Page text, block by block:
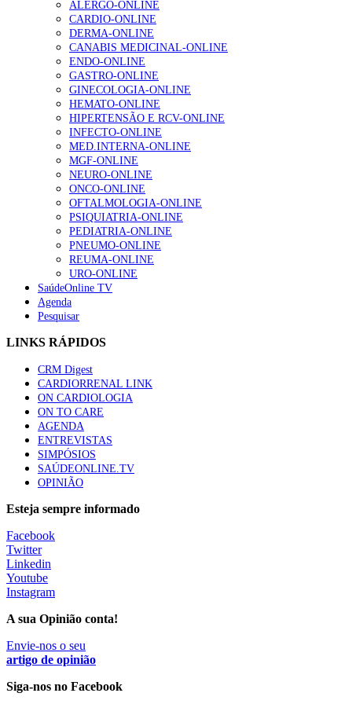
Enfermagem Forense. “Da urgência ao tribunal, cada
gesto conta e cada profissional faz a diferença”
202 visualizações
Alguns milhares de utentes podem ficar sem médico de
família com nova regras do registo, alerta associação
155 visualizações
1.º Episódio do Podcast “Frequência Cardio – Sintoniza-
te na Insuficiência Cardíaca” da Bayer
99 visualizações
“Os programas de rastreio do cancro do pulmão são
custo-efetivos e representam um investimento
sustentável para os sistemas de saúde”
88 visualizações
Quase quatro em cada dez doentes com enfarte
apresentavam níveis elevados de Lp(a), revela estudo
86 visualizações
Trodelvy aprovado para primeira linha no cancro da
mama triplo negativo metastático em doentes não
elegíveis para inibidores PD-(L)1
61 visualizações
MAIS NOTÍCIAS
Quase 11.900 jovens recorreram aos cheques psicólogo e
nutricionista no primeiro mês
7 Ago, 2026|0 Comments
ULS de Coimbra estreia cirurgia endoscópica do ouvido com
apoio robótico em Portugal
ALERGO-ONLINE
CARDIO-ONLINE
DERMA-ONLINE
CANABIS MEDICINAL-ONLINE
ENDO-ONLINE
GASTRO-ONLINE
GINECOLOGIA-ONLINE
HEMATO-ONLINE
HIPERTENSÃO E RCV-ONLINE
INFECTO-ONLINE
MED.INTERNA-ONLINE
MGF-ONLINE
NEURO-ONLINE
ONCO-ONLINE
OFTALMOLOGIA-ONLINE
PSIQUIATRIA-ONLINE
PEDIATRIA-ONLINE
PNEUMO-ONLINE
REUMA-ONLINE
URO-ONLINE
SaúdeOnline TV
Agenda
Pesquisar
LINKS RÁPIDOS
CRM Digest
CARDIORRENAL LINK
ON CARDIOLOGIA
ON TO CARE
AGENDA
ENTREVISTAS
SIMPÓSIOS
SAÚDEONLINE.TV
OPINIÃO
Esteja sempre informado
Facebook
Twitter
Linkedin
Youtube
Instagram
A sua Opinião conta!
Envie-nos o seu
artigo de opinião
Siga-nos no Facebook